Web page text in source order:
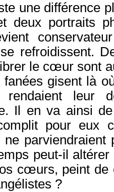
une différence
deux portraits
refroidissent.
le cœur sont
fanées gisent là
leur
Il en va ainsi
pour eux
ne
peut-il
cœurs, peint de
?